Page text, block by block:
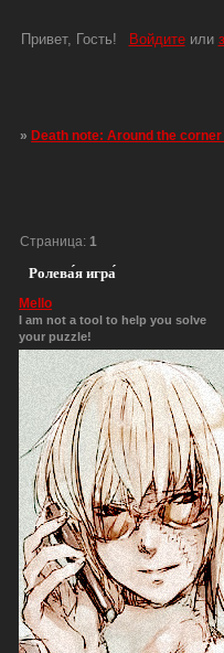
Привет, Гость! Войдитеили
»Death note: Around the
Ролева́я игра́
Страница: 1
Mello
I am not a tool to help you solve
your puzzle!